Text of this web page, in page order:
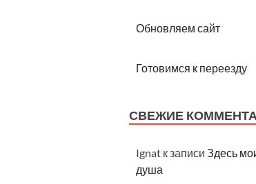
Обновляем сайт
Готовимся к переезду
СВЕЖИЕ
Ignat к записи Здесь
душа